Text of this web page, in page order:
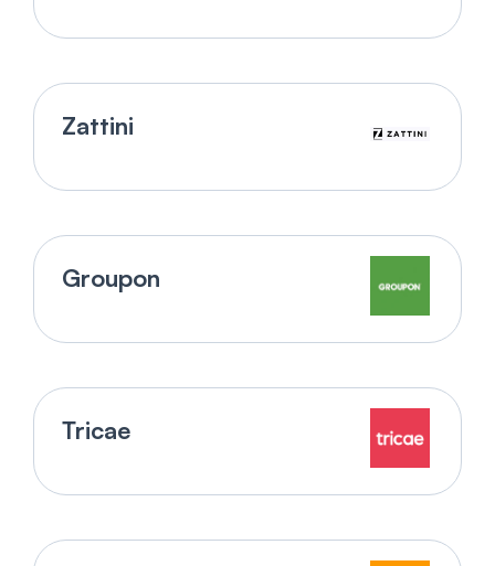
Zattini
Groupon
Tricae